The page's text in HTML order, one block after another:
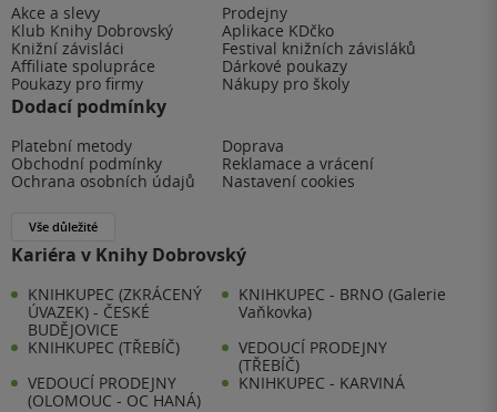
Akce a slevy
Prodejny
Klub Knihy Dobrovský
Aplikace KDčko
Knižní závisláci
Festival knižních závisláků
Affiliate spolupráce
Dárkové poukazy
Poukazy pro firmy
Nákupy pro školy
Dodací podmínky
Platební metody
Doprava
Obchodní podmínky
Reklamace a vrácení
Ochrana osobních údajů
Nastavení cookies
Vše důležité
Kariéra v Knihy Dobrovský
KNIHKUPEC (ZKRÁCENÝ
ÚVAZEK) - ČESKÉ
BUDĚJOVICE
KNIHKUPEC - BRNO (Galerie
Vaňkovka)
KNIHKUPEC (TŘEBÍČ)
VEDOUCÍ PRODEJNY
(TŘEBÍČ)
VEDOUCÍ PRODEJNY
(OLOMOUC - OC HANÁ)
KNIHKUPEC - KARVINÁ